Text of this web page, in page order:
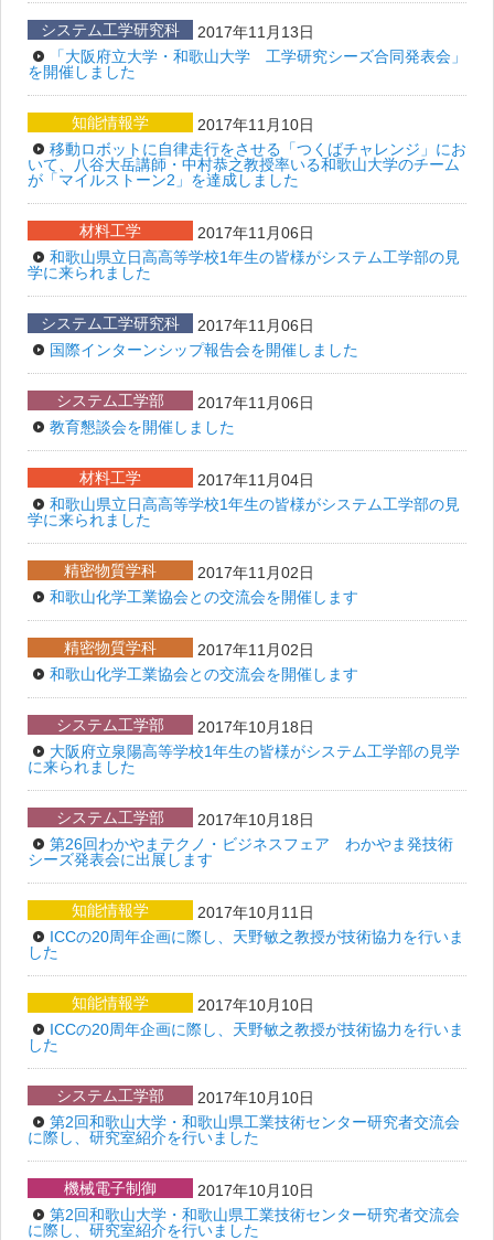
システム工学研究科
2017年11月13日
「大阪府立大学・和歌山大学 工学研究シーズ合同発表会」
を開催しました
知能情報学
2017年11月10日
移動ロボットに自律走行をさせる「つくばチャレンジ」にお
いて、八谷大岳講師・中村恭之教授率いる和歌山大学のチーム
が「マイルストーン2」を達成しました
材料工学
2017年11月06日
和歌山県立日高高等学校1年生の皆様がシステム工学部の見
学に来られました
システム工学研究科
2017年11月06日
国際インターンシップ報告会を開催しました
システム工学部
2017年11月06日
教育懇談会を開催しました
材料工学
2017年11月04日
和歌山県立日高高等学校1年生の皆様がシステム工学部の見
学に来られました
精密物質学科
2017年11月02日
和歌山化学工業協会との交流会を開催します
精密物質学科
2017年11月02日
和歌山化学工業協会との交流会を開催します
システム工学部
2017年10月18日
大阪府立泉陽高等学校1年生の皆様がシステム工学部の見学
に来られました
システム工学部
2017年10月18日
第26回わかやまテクノ・ビジネスフェア わかやま発技術
シーズ発表会に出展します
知能情報学
2017年10月11日
ICCの20周年企画に際し、天野敏之教授が技術協力を行いま
した
知能情報学
2017年10月10日
ICCの20周年企画に際し、天野敏之教授が技術協力を行いま
した
システム工学部
2017年10月10日
第2回和歌山大学・和歌山県工業技術センター研究者交流会
に際し、研究室紹介を行いました
機械電子制御
2017年10月10日
第2回和歌山大学・和歌山県工業技術センター研究者交流会
に際し、研究室紹介を行いました